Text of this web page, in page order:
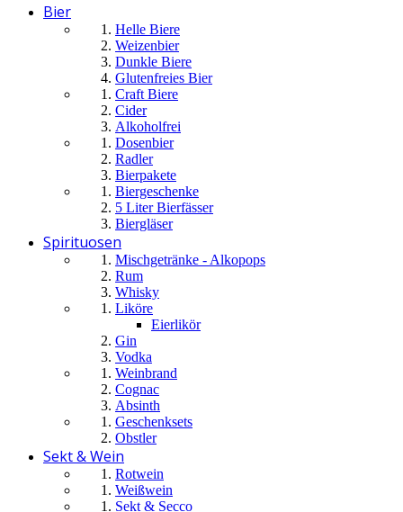
Bier
Helle Biere
Weizenbier
Dunkle Biere
Glutenfreies Bier
Craft Biere
Cider
Alkoholfrei
Dosenbier
Radler
Bierpakete
Biergeschenke
5 Liter Bierfässer
Biergläser
Spirituosen
Mischgetränke - Alkopops
Rum
Whisky
Liköre
Eierlikör
Gin
Vodka
Weinbrand
Cognac
Absinth
Geschenksets
Obstler
Sekt & Wein
Rotwein
Weißwein
Sekt & Secco